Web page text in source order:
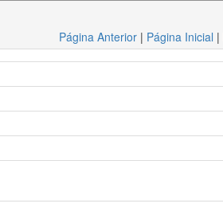
Página Anterior | Página Inicial |